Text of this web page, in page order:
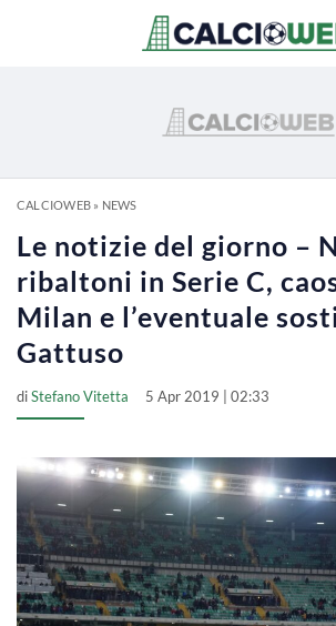
CALCIOWEB» NEWS
Le notizie del giorno –
ribaltoni in Serie C,
Milan e l’eventuale
Gattuso
diStefano Vitetta 5 Apr 2019 | 02:33